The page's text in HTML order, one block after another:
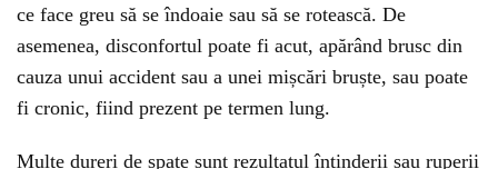
ce face greu să se îndoaie sau să se rotească. De
asemenea, disconfortul poate fi acut, apărând brusc din
cauza unui accident sau a unei mișcări bruște, sau poate
fi cronic, fiind prezent pe termen lung.
Multe dureri de spate sunt rezultatul întinderii sau ruperii